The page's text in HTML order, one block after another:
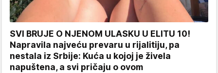
SVI BRUJE O NJENOM ULASKU U ELITU 10!
Napravila najveću prevaru u rijalitiju, pa
nestala iz Srbije: Kuća u kojoj je živela
napuštena, a svi pričaju o ovom